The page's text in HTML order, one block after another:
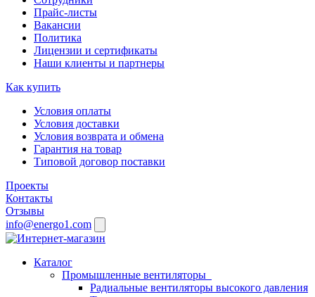
Прайс-листы
Вакансии
Политика
Лицензии и сертификаты
Наши клиенты и партнеры
Как купить
Условия оплаты
Условия доставки
Условия возврата и обмена
Гарантия на товар
Типовой договор поставки
Проекты
Контакты
Отзывы
info@energo1.com
Каталог
Промышленные вентиляторы
Радиальные вентиляторы высокого давления